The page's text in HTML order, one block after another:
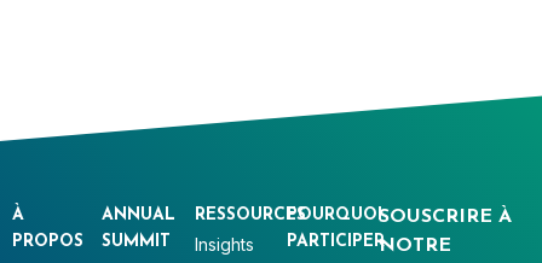
SOUSCRIRE À
NOTRE
À
PROPOS
ANNUAL
SUMMIT
RESSOURCES
Insights
POURQUOI
PARTICIPER